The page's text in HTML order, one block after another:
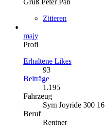
Zitieren
majy
Profi
Erhaltene Likes
93
Beiträge
1.195
Fahrzeug
Sym Joyride 300 16
Beruf
Rentner